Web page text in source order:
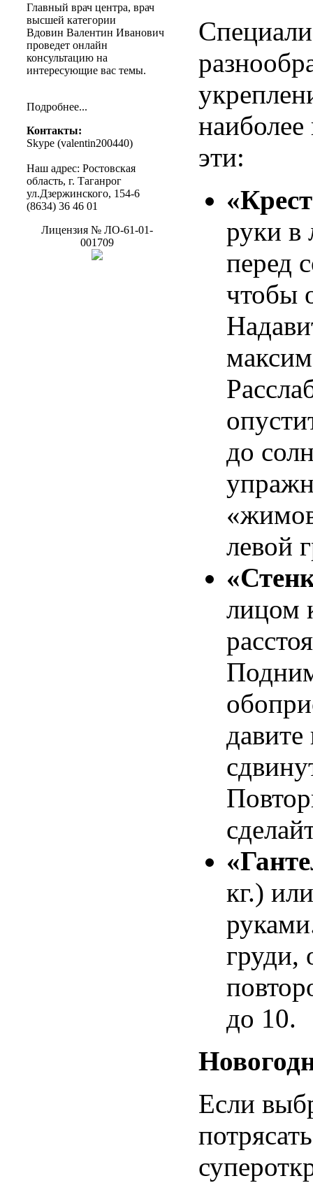
Главный врач центра, врач
высшей категории
Вдовин Валентин Иванович
проведет онлайн
консультацию на
интересующие вас темы.
Подробнее...
Контакты:
Skype (valentin200440)
Наш адрес: Ростовская
область, г. Таганрог
ул.Дзержинского, 154-6
(8634) 36 46 01
Лицензия№ ЛО-61-01-
001709
эти:
руки в
перед
чтобы
до
левой
лицом
давите
кг.)
груди,
до 10.
Если
потрясать